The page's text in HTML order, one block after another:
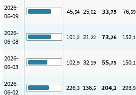
2026-
06-09
45,54 25,02 33,75 76,59
2026-
06-08
101,2 21,22 73,26 152,1
2026-
06-03
102,9 32,19 55,75 150,1
2026-
06-02
226,3 136,5 204,2 293,9